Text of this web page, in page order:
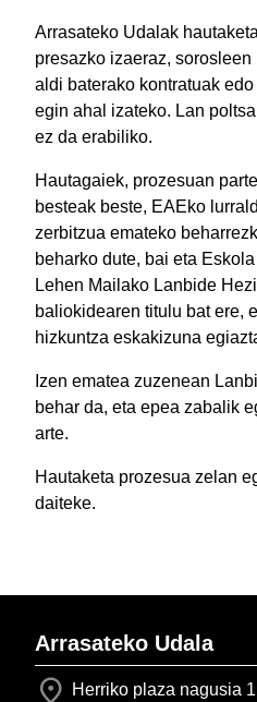
Arrasateko Udalak
presazko izaeraz,
aldi baterako kontratuak
egin ahal izateko. Lan
ez da erabiliko.
Hautagaiek, prozesuan
besteak beste, EAEko
zerbitzua emateko
beharko dute, bai eta
Lehen Mailako Lanbide
baliokidearen titulu bat ere,
hizkuntza eskakizuna
Izen ematea zuzenean
behar da, eta epea zabalik
arte.
Hautaketa prozesua zelan
daiteke.
Arrasateko Udala
Herriko plaza nagusia